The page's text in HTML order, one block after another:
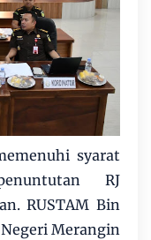
syarat
RJ
RUSTAM Bin
Merangin